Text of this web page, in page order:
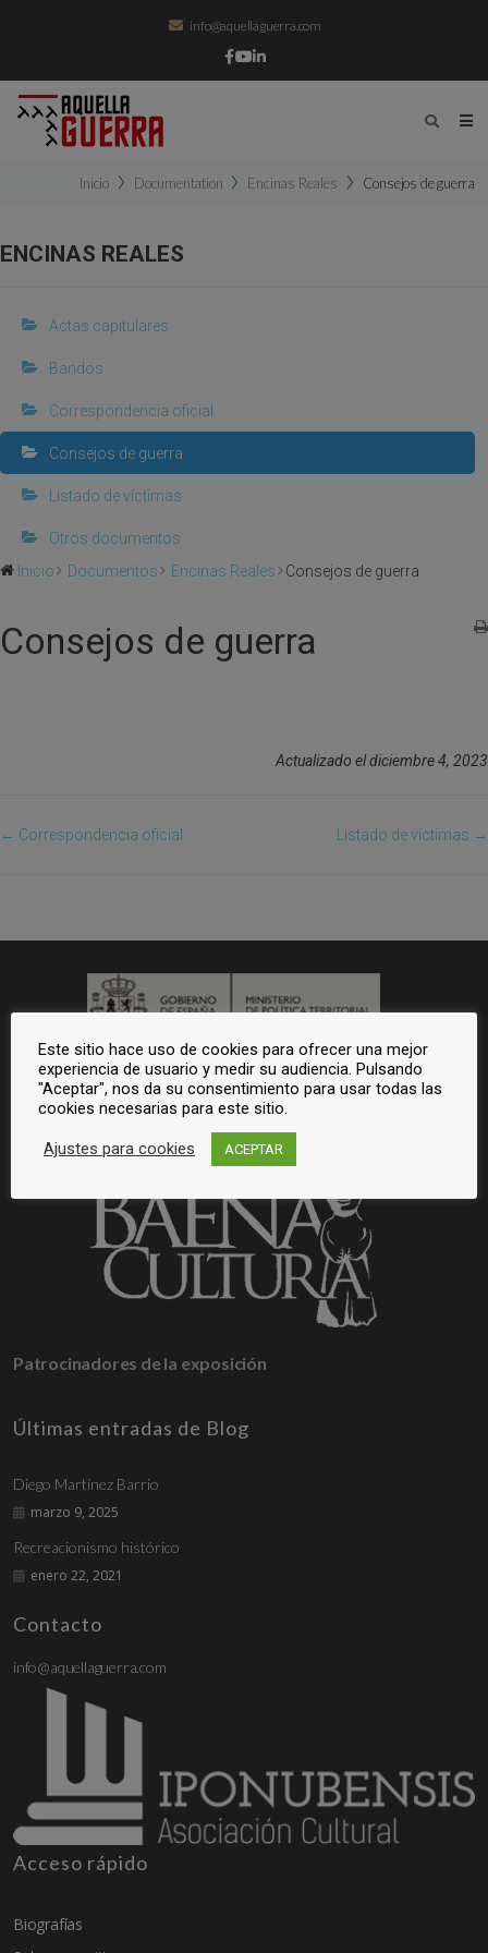
info@aquellaguerra.com
Inicio Documentation Encinas Reales Consejos de guerra
ENCINAS REALES
Actas capitulares
Bandos
Correspondencia oficial
Consejos de guerra
Listado de víctimas
Otros documentos
Inicio
Documentos Encinas Reales Consejos de guerra
Consejos de guerra
Actualizado el diciembre 4, 2023
← Correspondencia oficial Listado de víctimas →
Patrocinadores de la exposición
Últimas entradas de Blog
Diego Martínez Barrio
marzo 9, 2025
Recreacionismo histórico
enero 22, 2021
Contacto
info@aquellaguerra.com
Acceso rápido
Biografías
Este sitio hace uso de cookies para ofrecer una mejor
experiencia de usuario y medir su audiencia. Pulsando
"Aceptar", nos da su consentimiento para usar todas las
cookies necesarias para este sitio.
Ajustes para cookies ACEPTAR